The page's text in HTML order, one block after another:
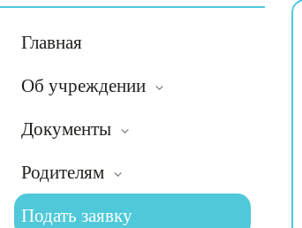
Главная
Об учреждении
Документы
Родителям
Подать заявку